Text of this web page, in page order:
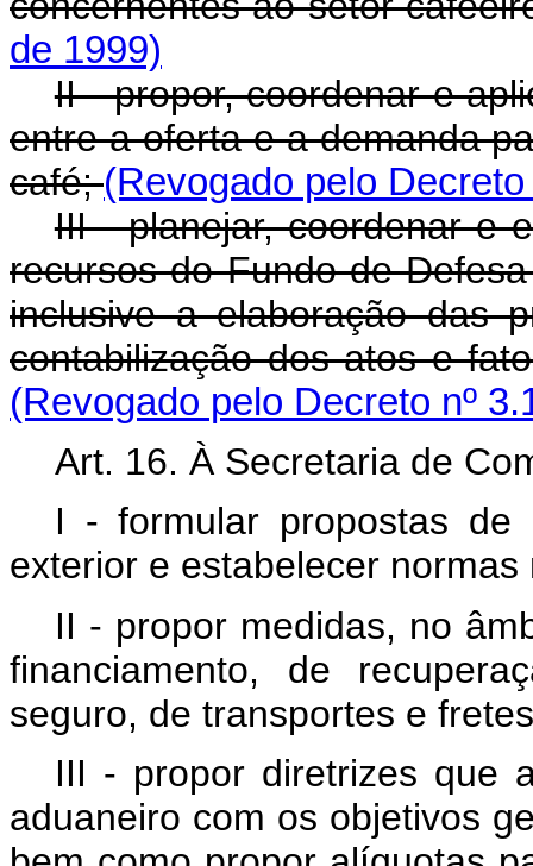
de 1999)
II - propor, coordenar e
entre a oferta e a demanda
café;(Revogado pelo
III - planejar, coordenar e
recursos do Fundo de
inclusive a elaboração das
contabilização dos atos e
(Revogado pelo Decreto nº
Art. 16. À Secretaria de
I - formular propostas de
exterior e estabelecer
II - propor medidas, no
financiamento, de
seguro, de transportes e
III - propor diretrizes que
aduaneiro com os objetivos